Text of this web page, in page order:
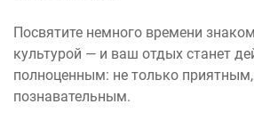
Посвятите немного времени
культурой — и ваш отдых станет
полноценным: не только
познавательным.